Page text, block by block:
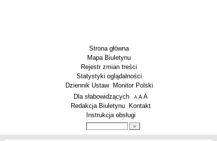
Strona główna
Mapa Biuletynu
Rejestr zmian treści
Statystyki oglądalności
Dziennik Ustaw
Monitor Polski
Menu dodatkowe
Dla słabowidzących A pomniejsz czcionkę
A standardowy rozmiar czcionki
A
Redakcja Biuletynu
Kontakt
Instrukcja obsługi